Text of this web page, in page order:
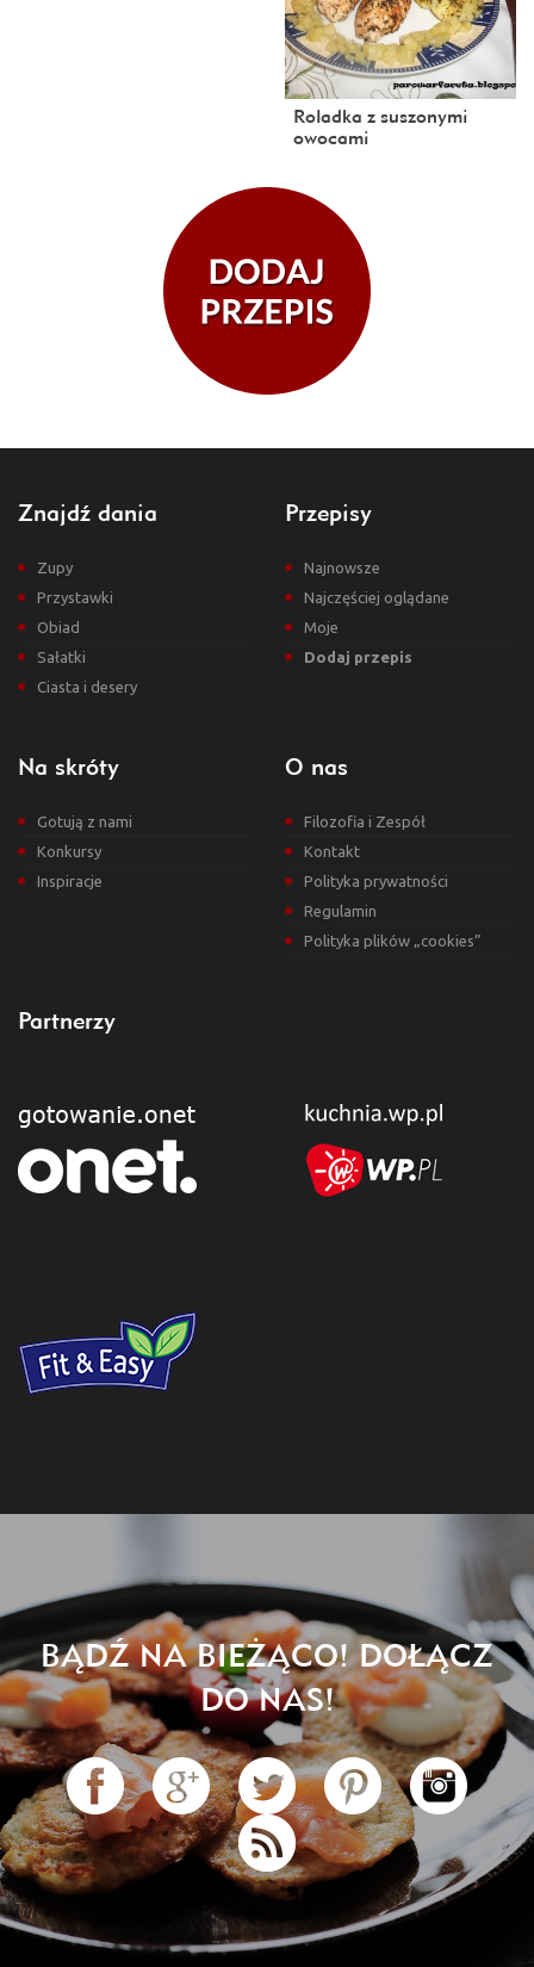
Roladka z suszonymi
owocami
Znajdź dania
Zupy
Przystawki
Obiad
Sałatki
Ciasta i desery
Przepisy
Najnowsze
Najczęściej oglądane
Moje
Dodaj przepis
Na skróty
Gotują z nami
Konkursy
Inspiracje
O nas
Filozofia i Zespół
Kontakt
Polityka prywatności
Regulamin
Polityka plików „cookies”
Partnerzy
BĄDŹ NA BIEŻĄCO! DOŁĄCZ
DO NAS!